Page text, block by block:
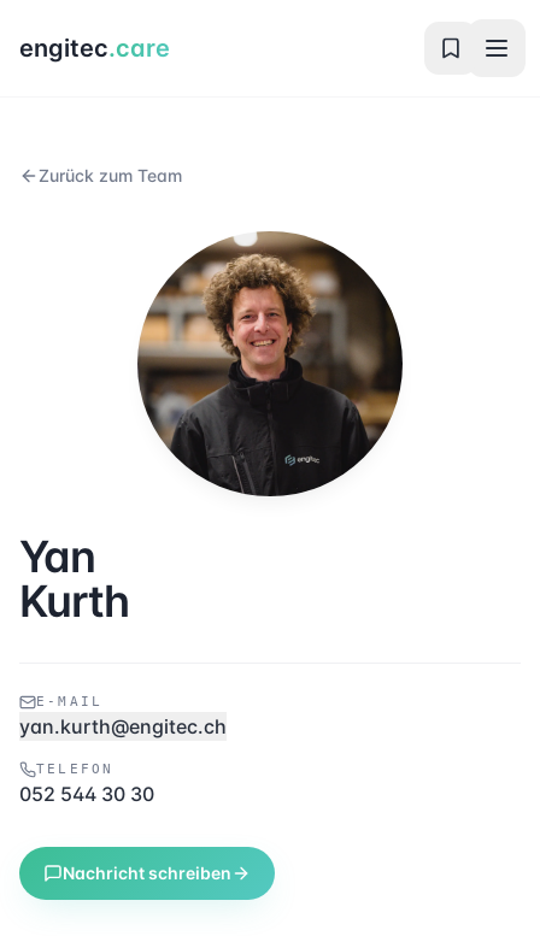
engitec.care
Zurück zum Team
Yan
Kurth
E-MAIL
yan.kurth@engitec.ch
TELEFON
052 544 30 30
Nachricht schreiben